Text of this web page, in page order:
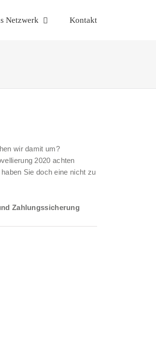
Netzwerk Kontakt
wir damit um?
2020 achten
Sie doch eine nicht zu
Zahlungssicherung